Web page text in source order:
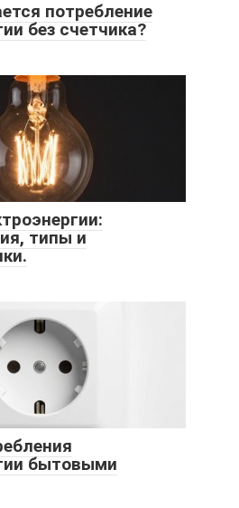
потребление
без счетчика?
типы и
бытовыми